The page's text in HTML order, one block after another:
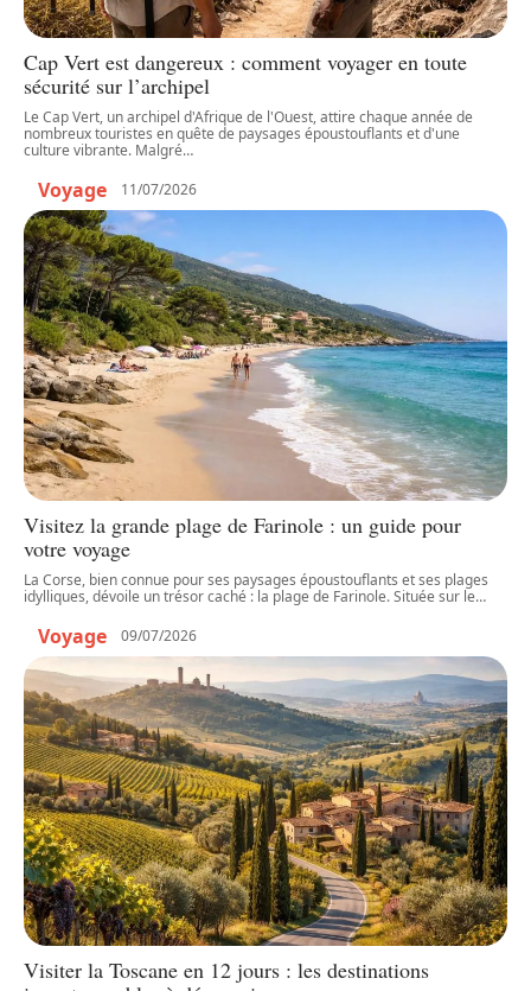
Cap Vert est dangereux : comment voyager en toute
sécurité sur l’archipel
Le Cap Vert, un archipel d'Afrique de l'Ouest, attire chaque année de
nombreux touristes en quête de paysages époustouflants et d'une
culture vibrante. Malgré…
Voyage 11/07/2026
Visitez la grande plage de Farinole : un guide pour
votre voyage
La Corse, bien connue pour ses paysages époustouflants et ses plages
idylliques, dévoile un trésor caché : la plage de Farinole. Située sur le…
Voyage 09/07/2026
Visiter la Toscane en 12 jours : les destinations